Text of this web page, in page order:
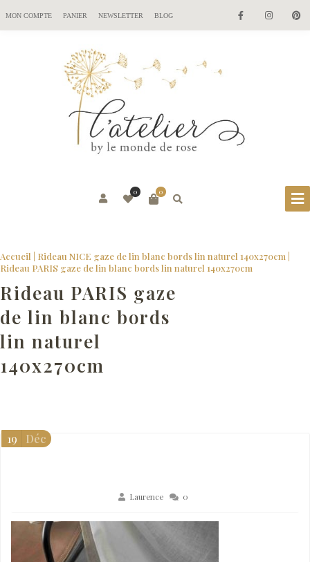
MON COMPTE PANIER NEWSLETTER BLOG
0
0
Accueil Rideau NICE gaze de lin blanc bords lin naturel 140x270cm
Rideau PARIS gaze de lin blanc bords lin naturel 140x270cm
Rideau PARIS gaze
de lin blanc bords
lin naturel
140x270cm
Laurence 0
19 Déc